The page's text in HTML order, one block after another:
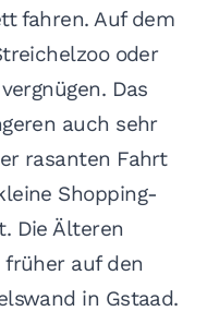
fahren. Auf dem
oder
Das
auch sehr
rasanten Fahrt
Shopping-
Die Älteren
auf den
in Gstaad.